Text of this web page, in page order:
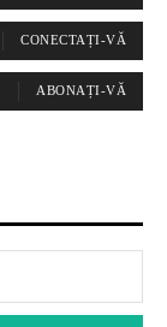
CONECTAȚI-VĂ
ABONAȚI-VĂ